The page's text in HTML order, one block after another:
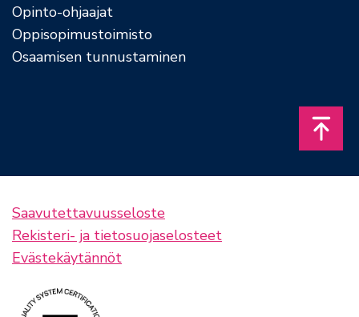
Opinto-ohjaajat
Oppisopimustoimisto
Osaamisen tunnustaminen
Saavutettavuusseloste
Rekisteri- ja tietosuojaselosteet
Evästekäytännöt